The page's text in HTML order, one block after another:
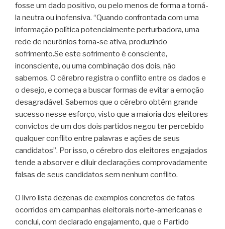
fosse um dado positivo, ou pelo menos de forma a torná-
la neutra ou inofensiva. “Quando confrontada com uma
informação política potencialmente perturbadora, uma
rede de neurônios torna-se ativa, produzindo
sofrimento.Se este sofrimento é consciente,
inconsciente, ou uma combinação dos dois, não
sabemos. O cérebro registra o conflito entre os dados e
o desejo, e começa a buscar formas de evitar a emoção
desagradável. Sabemos que o cérebro obtém grande
sucesso nesse esforço, visto que a maioria dos eleitores
convictos de um dos dois partidos negou ter percebido
qualquer conflito entre palavras e ações de seus
candidatos”. Por isso, o cérebro dos eleitores engajados
tende a absorver e diluir declarações comprovadamente
falsas de seus candidatos sem nenhum conflito.
O livro lista dezenas de exemplos concretos de fatos
ocorridos em campanhas eleitorais norte-americanas e
conclui, com declarado engajamento, que o Partido